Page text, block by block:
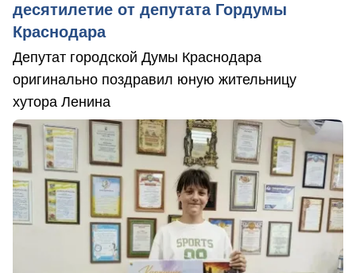
десятилетие от депутата Гордумы
Краснодара
Депутат городской Думы Краснодара
оригинально поздравил юную жительницу
хутора Ленина